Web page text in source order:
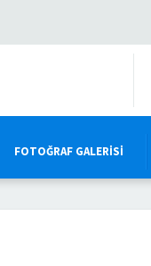
FOTOĞRAF GALERISI